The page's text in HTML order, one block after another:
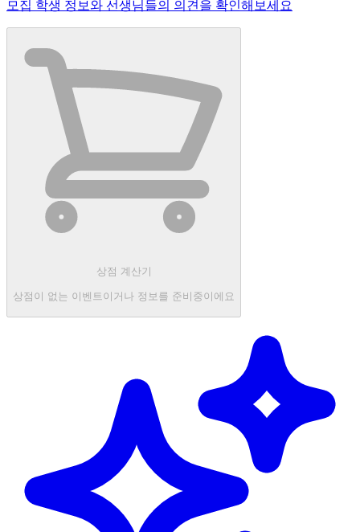
모집 학생 정보와 선생님들의 의견을 확인해보세요
상점 계산기
상점이 없는 이벤트이거나 정보를 준비중이에요